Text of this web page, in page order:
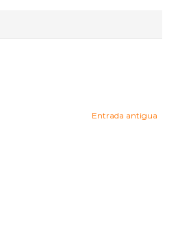
Entrada antigua